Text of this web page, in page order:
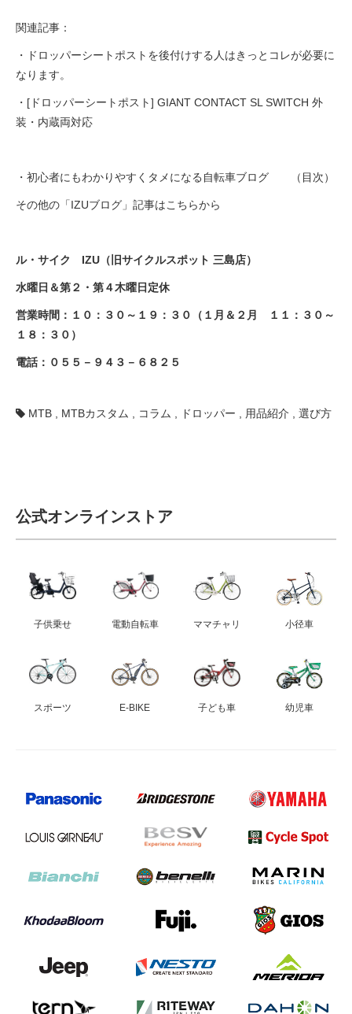
関連記事：
・ドロッパーシートポストを後付けする人はきっとコレが必要に
なります。
・[ドロッパーシートポスト] GIANT CONTACT SL SWITCH 外
装・内蔵両対応
・初心者にもわかりやすくタメになる自転車ブログ （目次）
その他の「IZUブログ」記事はこちらから
ル・サイク IZU（旧サイクルスポット 三島店）
水曜日＆第２・第４木曜日定休
営業時間：１０：３０～１９：３０（１月＆２月 １１：３０～
１８：３０）
電話： ０５５－９４３－６８２５
MTB MTBカスタム コラム ドロッパー 用品紹介 選び方
公式オンラインストア
子供乗せ 電動自転車 ママチャリ 小径車
スポーツ E-BIKE 子ども車 幼児車